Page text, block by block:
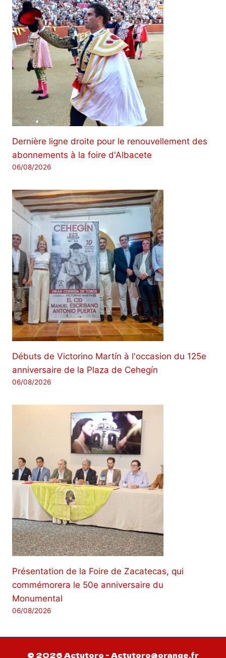
Dernière ligne droite pour le renouvellement des
abonnements à la foire d'Albacete
06/08/2026
Débuts de Victorino Martín à l'occasion du 125e
anniversaire de la Plaza de Cehegín
06/08/2026
Présentation de la Foire de Zacatecas, qui
commémorera le 50e anniversaire du
Monumental
06/08/2026
© 2026 Actutoro - Actutoro@orange.fr